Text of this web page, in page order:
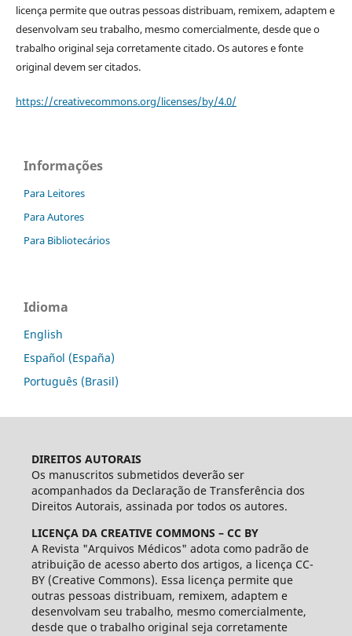
licença permite que outras pessoas distribuam, remixem, adaptem e
desenvolvam seu trabalho, mesmo comercialmente, desde que o
trabalho original seja corretamente citado. Os autores e fonte
original devem ser citados.
https://creativecommons.org/licenses/by/4.0/
Informações
Para Leitores
Para Autores
Para Bibliotecários
Idioma
English
Español (España)
Português (Brasil)
DIREITOS AUTORAIS
Os manuscritos submetidos deverão ser
acompanhados da Declaração de Transferência dos
Direitos Autorais, assinada por todos os autores.
LICENÇA DA CREATIVE COMMONS – CC BY
A Revista "Arquivos Médicos" adota como padrão de
atribuição de acesso aberto dos artigos, a licença CC-
BY (Creative Commons). Essa licença permite que
outras pessoas distribuam, remixem, adaptem e
desenvolvam seu trabalho, mesmo comercialmente,
desde que o trabalho original seja corretamente